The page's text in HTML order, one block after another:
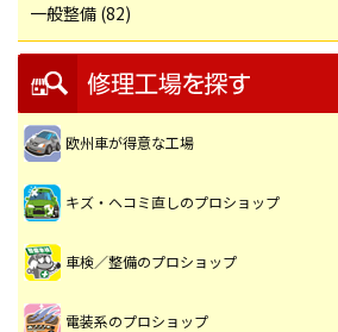
一般整備 (82)
欧州車が得意な工場
キズ・ヘコミ直しのプロショップ
車検／整備のプロショップ
電装系のプロショップ